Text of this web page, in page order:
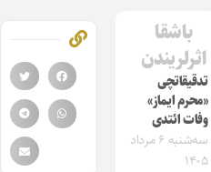
باشقا
اثرلریندن
تدقیقاتچی
«محرم ایماز»
وفات ائتدی
سه‌شنبه ۶ مرداد
۱۴۰۵